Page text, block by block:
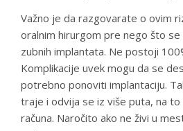
Važno je da razgovarate o ovim
oralnim hirurgom pre nego što
zubnih implantata. Ne postoji
Komplikacije uvek mogu da se
potrebno ponoviti implantaciju.
traje i odvija se iz više puta, na
računa. Naročito ako ne živi u